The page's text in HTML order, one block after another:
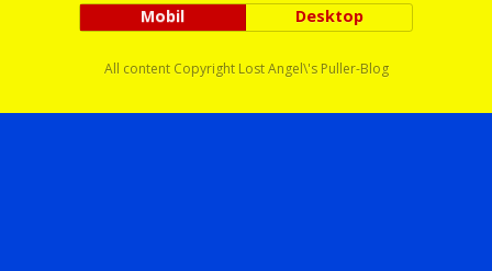
Mobil Desktop
All content Copyright Lost Angel\'s Puller-Blog